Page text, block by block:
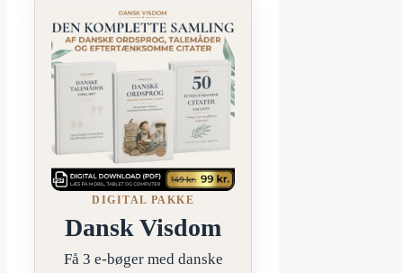
DIGITAL PAKKE
Dansk Visdom
Få 3 e-bøger med danske